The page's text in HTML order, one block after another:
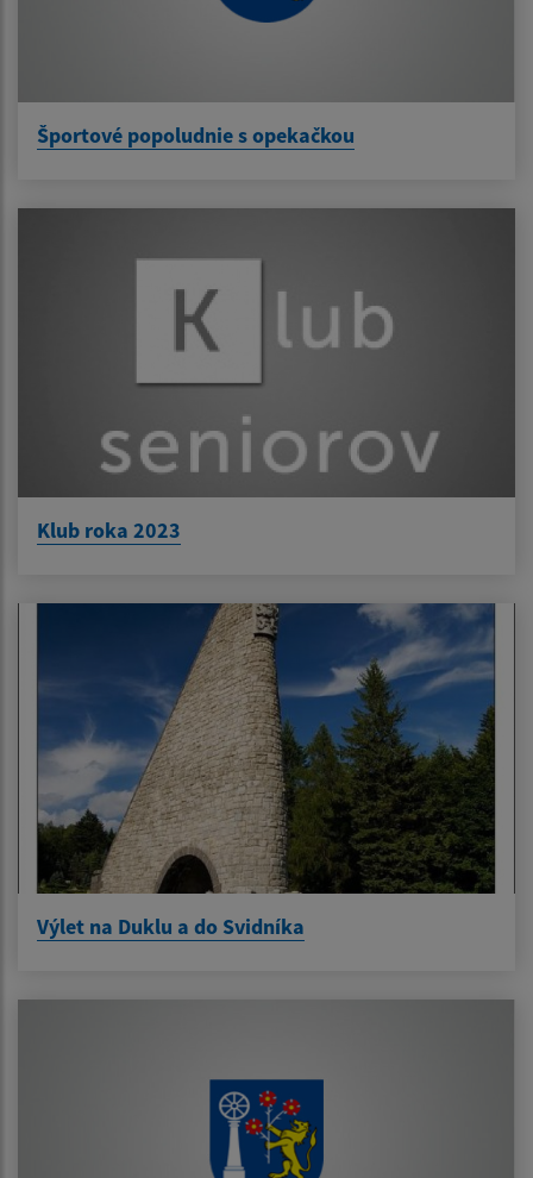
Športové popoludnie s opekačkou
Klub roka 2023
Výlet na Duklu a do Svidníka